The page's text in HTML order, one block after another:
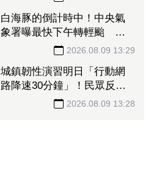
2026.08.09 13:35
白海豚的倒計時中！中央氣
象署曝最快下午轉輕颱 但
2026.08.09 13:29
城鎮韌性演習明日「行動網